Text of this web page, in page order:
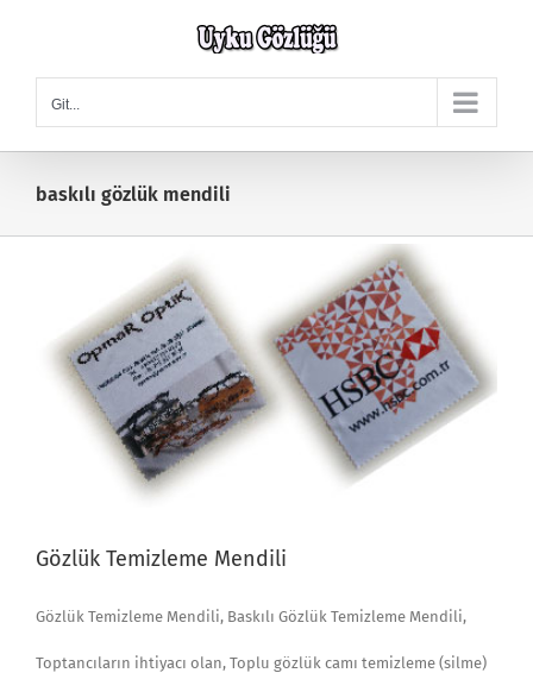
Git...
baskılı gözlük mendili
Gözlük Temizleme Mendili
Gözlük Temizleme Mendili, Baskılı Gözlük Temizleme Mendili,
Toptancıların ihtiyacı olan, Toplu gözlük camı temizleme (silme)